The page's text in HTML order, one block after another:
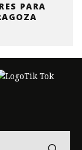
PARA